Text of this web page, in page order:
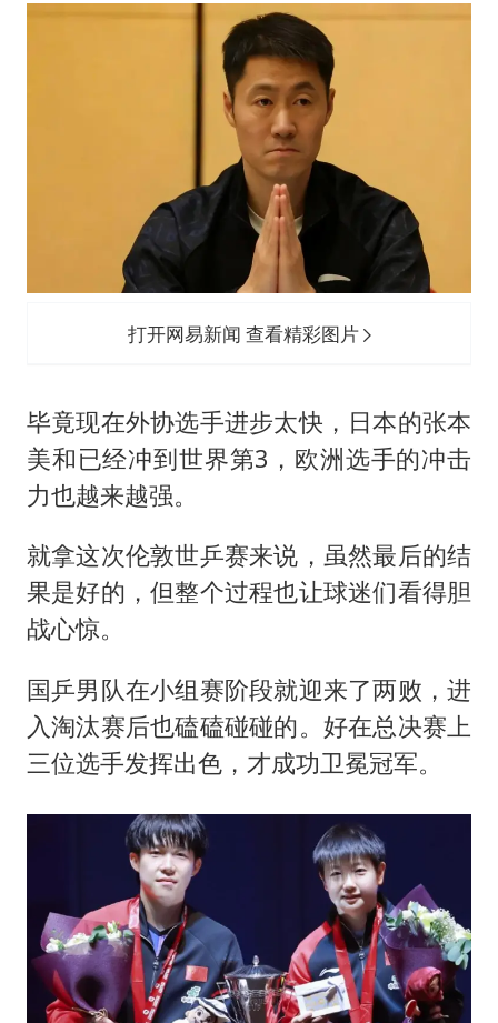
打开网易新闻 查看精彩图片
毕竟现在外协选手进步太快，日本的张本
美和已经冲到世界第3，欧洲选手的冲击
力也越来越强。
就拿这次伦敦世乒赛来说，虽然最后的结
果是好的，但整个过程也让球迷们看得胆
战心惊。
国乒男队在小组赛阶段就迎来了两败，进
入淘汰赛后也磕磕碰碰的。好在总决赛上
三位选手发挥出色，才成功卫冕冠军。